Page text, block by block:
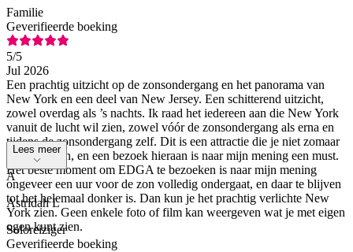
Familie
Geverifieerde boeking
5/5
Jul 2026
Een prachtig uitzicht op de zonsondergang en het panorama van
New York en een deel van New Jersey. Een schitterend uitzicht,
zowel overdag als ’s nachts. Ik raad het iedereen aan die New York
vanuit de lucht wil zien, zowel vóór de zonsondergang als erna en
tijdens de zonsondergang zelf. Dit is een attractie die je niet zomaar
kunt negeren, en een bezoek hieraan is naar mijn mening een must.
Het beste moment om EDGA te bezoeken is naar mijn mening
ongeveer een uur voor de zon volledig ondergaat, en daar te blijven
tot het helemaal donker is. Dan kun je het prachtig verlichte New
York zien. Geen enkele foto of film kan weergeven wat je met eigen
ogen kunt zien.
Lees meer
A
Astridah L
Soloreiziger
Geverifieerde boeking